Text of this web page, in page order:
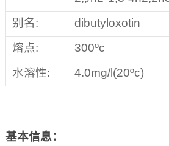
别名:
dibutyloxotin
熔点:
300ºc
水溶性:
4.0mg/l(20ºc)
基本信息：